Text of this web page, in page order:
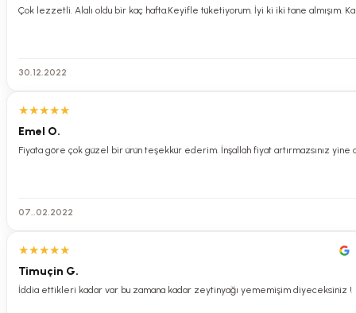
Çok lezzetli. Alalı oldu bir kaç hafta.Keyifle tüketiyorum. İyi ki iki tane almışım.
30.12.2022
★★★★★
Emel O.
Fiyata göre çok güzel bir ürün teşekkür ederim. İnşallah fiyat artırmazsınız
07..02.2022
★★★★★
Timuçin G.
İddia ettikleri kadar var bu zamana kadar zeytinyağı yememişim diyeceksiniz !